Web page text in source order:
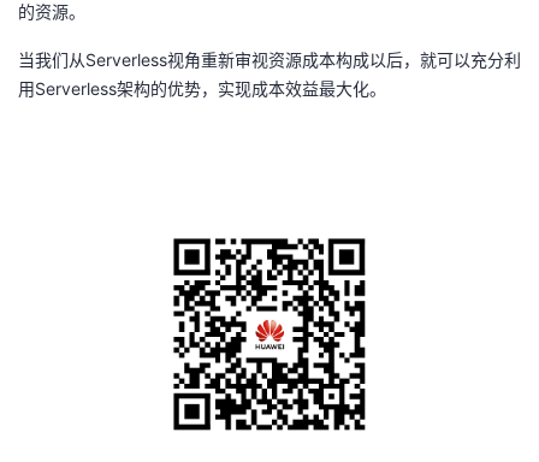
的资源。
当我们从Serverless视角重新审视资源成本构成以后，就可以充分利
用Serverless架构的优势，实现成本效益最大化。